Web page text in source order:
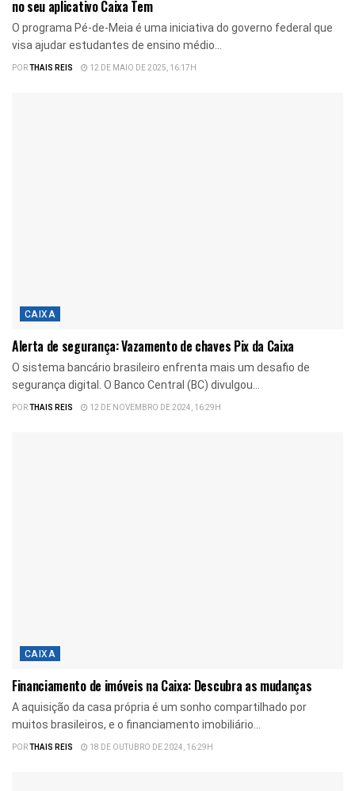
no seu aplicativo Caixa Tem
O programa Pé-de-Meia é uma iniciativa do governo federal que
visa ajudar estudantes de ensino médio...
PORTHAIS REIS 12 DE MAIO DE 2025, 16:17H
CAIXA
Alerta de segurança: Vazamento de chaves Pix da Caixa
O sistema bancário brasileiro enfrenta mais um desafio de
segurança digital. O Banco Central (BC) divulgou...
PORTHAIS REIS 12 DE NOVEMBRO DE 2024, 16:29H
CAIXA
Financiamento de imóveis na Caixa: Descubra as mudanças
A aquisição da casa própria é um sonho compartilhado por
muitos brasileiros, e o financiamento imobiliário...
PORTHAIS REIS 18 DE OUTUBRO DE 2024, 16:29H